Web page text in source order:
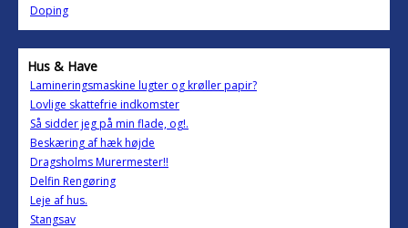
Doping
Hus & Have
Lamineringsmaskine lugter og krøller papir?
Lovlige skattefrie indkomster
Så sidder jeg på min flade, og!.
Beskæring af hæk højde
Dragsholms Murermester!!
Delfin Rengøring
Leje af hus.
Stangsav